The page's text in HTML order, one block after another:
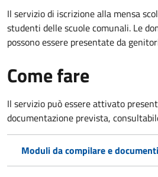
Il servizio di iscrizione alla mensa
studenti delle scuole comunali. Le
possono essere presentate da
Come fare
Il servizio può essere attivato
documentazione prevista,
Moduli da compilare e